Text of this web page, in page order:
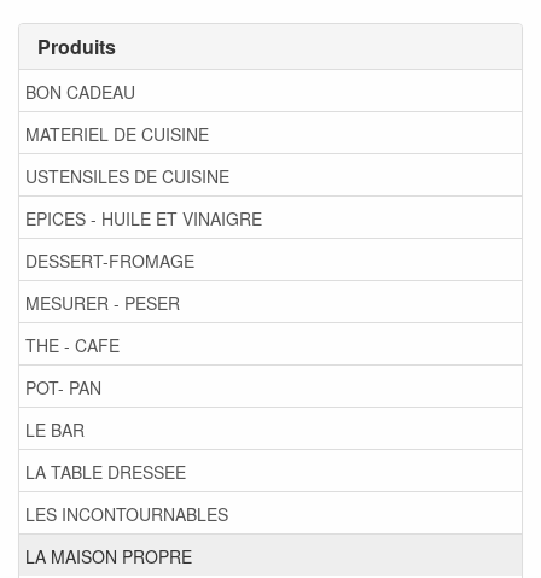
Produits
BON CADEAU
MATERIEL DE CUISINE
USTENSILES DE CUISINE
EPICES - HUILE ET VINAIGRE
DESSERT-FROMAGE
MESURER - PESER
THE - CAFE
POT- PAN
LE BAR
LA TABLE DRESSEE
LES INCONTOURNABLES
LA MAISON PROPRE